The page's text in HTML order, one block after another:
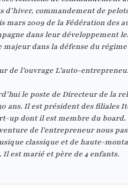
d’hiver, commandement de
mars 2009 de laFédération des
dans leur développement
majeur dans la défense du
de l’ouvrage L’auto-
le poste de Directeur de la
ans. Il est président des filiales
up dont il est membre du board.
de l’entrepreneur nous
classique et de haute-
Il est marié et père de 4 enfants.